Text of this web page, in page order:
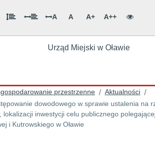
A A A+ A++
Urząd Miejski w Oławie
przestrzenne / Aktualności /
dowodowego w sprawie ustalenia na
lokalizacji inwestycji celu publicznego
i Kutrowskiego w Oławie